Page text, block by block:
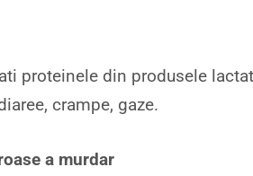
proteinele din produsele
crampe, gaze.
a murdar